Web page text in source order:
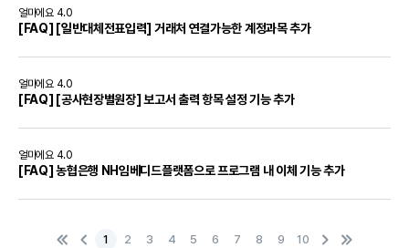
얼마에요 4.0
[FAQ] [일반대체전표입력] 거래처 연결가능한 계정과목 추가
얼마에요 4.0
[FAQ] [공사현장별원장] 보고서 출력 항목 설정 기능 추가
얼마에요 4.0
[FAQ] 농협은행 NH임베디드플랫폼으로 프로그램 내 이체 기능 추가
1 2 3 4 5 6 7 8 9 10